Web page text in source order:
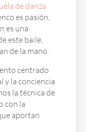
de danza
es pasión,
es una
este baile,
de la mano.
centrado
y la conciencia
la técnica de
con la
aportan